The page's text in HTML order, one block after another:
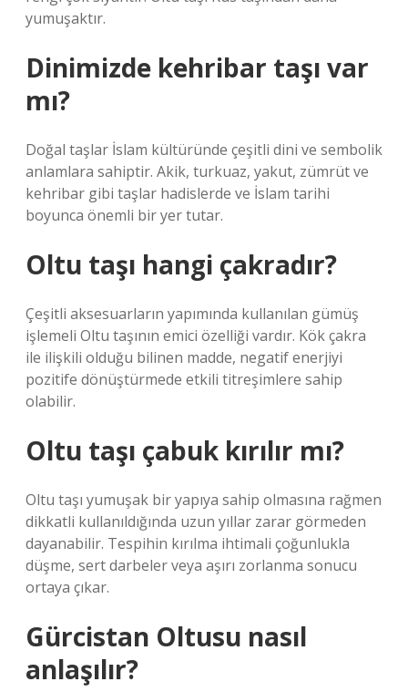
yumuşaktır.
Dinimizde kehribar taşı var
mı?
Doğal taşlar İslam kültüründe çeşitli dini ve sembolik
anlamlara sahiptir. Akik, turkuaz, yakut, zümrüt ve
kehribar gibi taşlar hadislerde ve İslam tarihi
boyunca önemli bir yer tutar.
Oltu taşı hangi çakradır?
Çeşitli aksesuarların yapımında kullanılan gümüş
işlemeli Oltu taşının emici özelliği vardır. Kök çakra
ile ilişkili olduğu bilinen madde, negatif enerjiyi
pozitife dönüştürmede etkili titreşimlere sahip
olabilir.
Oltu taşı çabuk kırılır mı?
Oltu taşı yumuşak bir yapıya sahip olmasına rağmen
dikkatli kullanıldığında uzun yıllar zarar görmeden
dayanabilir. Tespihin kırılma ihtimali çoğunlukla
düşme, sert darbeler veya aşırı zorlanma sonucu
ortaya çıkar.
Gürcistan Oltusu nasıl
anlaşılır?